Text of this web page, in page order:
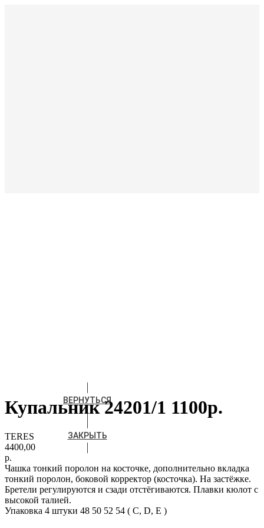
ВЕРНУТЬСЯ
ЗАКРЫТЬ
Купальник 24201/1 1100р.
TERES
4400,00
р.
Чашка тонкий поролон на косточке, дополнительно вкладка
тонкий поролон, боковой корректор (косточка). На застёжке.
Бретели регулируются и сзади отстёгиваются. Плавки кюлот с
высокой талией.
Упаковка 4 штуки 48 50 52 54 ( С, D, Е )